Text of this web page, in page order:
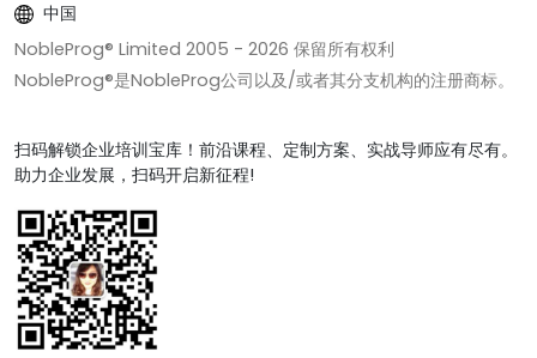
中国
NobleProg® Limited 2005 - 2026 保留所有权利
NobleProg®是NobleProg公司以及/或者其分支机构的注册商标。
扫码解锁企业培训宝库！前沿课程、定制方案、实战导师应有尽有。
助力企业发展，扫码开启新征程!